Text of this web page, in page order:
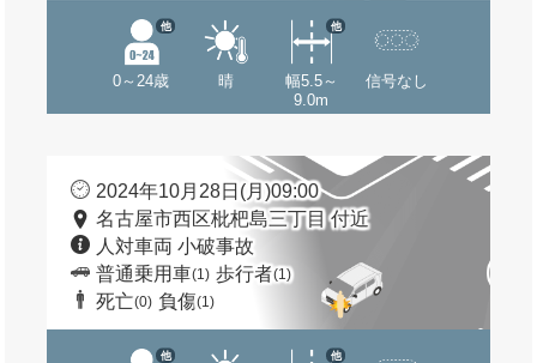
0～24歳
他
晴
幅5.5～
9.0m
他
信号なし
2024年10月28日(月)09:00
名古屋市西区枇杷島三丁目 付近
人対車両 小破事故
普通乗用車(1) 歩行者(1)
死亡(0) 負傷(1)
他 他